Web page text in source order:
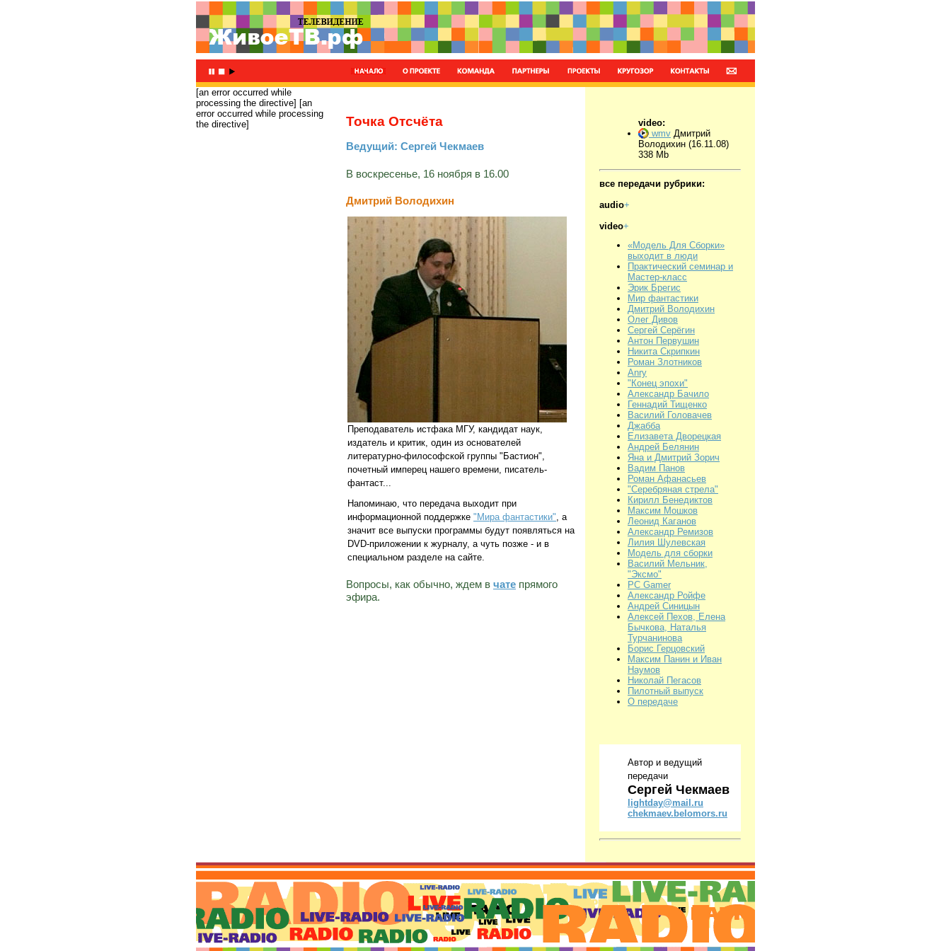
[an error occurred while
processing the directive] [an
error occurred while processing
the directive]
Точка Отсчёта
Ведущий: Сергей Чекмаев
В воскресенье, 16 ноября в 16.00
Дмитрий Володихин
Преподаватель истфака МГУ, кандидат наук,
издатель и критик, один из основателей
литературно-философской группы "Бастион",
почетный имперец нашего времени, писатель-
фантаст...
Напоминаю, что передача выходит при
информационной поддержке "Мира фантастики" , а
значит все выпуски программы будут появляться на
DVD-приложении к журналу, а чуть позже - и в
специальном разделе на сайте.
Вопросы, как обычно, ждем в чате прямого
эфира.
video:
wmv Дмитрий
Володихин (16.11.08)
338 Mb
все передачи рубрики:
audio+
video+
«Модель Для Сборки»
выходит в люди
Практический семинар и
Мастер-класс
Эрик Брегис
Мир фантастики
Дмитрий Володихин
Олег Дивов
Сергей Серёгин
Антон Первушин
Никита Скрипкин
Роман Злотников
Anry
"Конец эпохи"
Александр Бачило
Геннадий Тищенко
Василий Головачев
Джабба
Елизавета Дворецкая
Андрей Белянин
Яна и Дмитрий Зорич
Вадим Панов
Роман Афанасьев
"Серебряная стрела"
Кирилл Бенедиктов
Максим Мошков
Леонид Каганов
Александр Ремизов
Лилия Шулевская
Модель для сборки
Василий Мельник,
"Эксмо"
PC Gamer
Александр Ройфе
Андрей Синицын
Алексей Пехов, Елена
Бычкова, Наталья
Турчанинова
Борис Герцовский
Максим Панин и Иван
Наумов
Николай Пегасов
Пилотный выпуск
О передаче
Автор и ведущий
передачи
Сергей Чекмаев
lightday@mail.ru
chekmaev.belomors.ru